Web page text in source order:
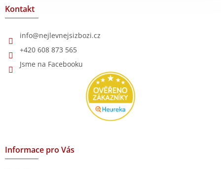
Kontakt
info@nejlevnejsizbozi.cz
+420 608 873 565
Jsme na Facebooku
Informace pro Vás